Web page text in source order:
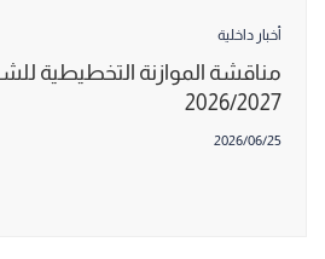
أخبار داخلية
مناقشة الموازنة التخطيطية
2026/2027
2026/06/25